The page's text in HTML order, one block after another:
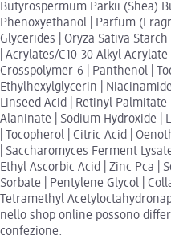
Butyrospermum Parkii (Shea)
Phenoxyethanol | Parfum
Glycerides | Oryza Sativa
| Acrylates/C10-30 Alkyl
Crosspolymer-6 | Panthenol |
Ethylhexylglycerin |
Linseed Acid | Retinyl
Alaninate | Sodium Hydroxide |
| Tocopherol | Citric Acid |
| Saccharomyces Ferment
Ethyl Ascorbic Acid | Zinc Pca |
Sorbate | Pentylene Glycol |
Tetramethyl
nello shop online possono
confezione.